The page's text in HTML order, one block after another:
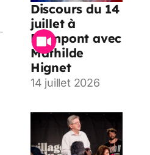
Discours du 14
juillet à
Paimpont avec
Mathilde
Hignet
14 juillet 2026